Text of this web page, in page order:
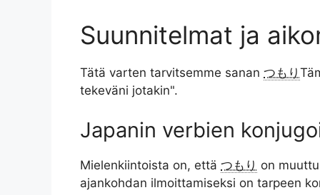
Suunnitelmat ja
Tätä varten tarvitsemme sanan つもり
tekeväni jotakin".
Japanin verbien
Mielenkiintoista on, että つもり on
ajankohdan ilmoittamiseksi on tarpeen